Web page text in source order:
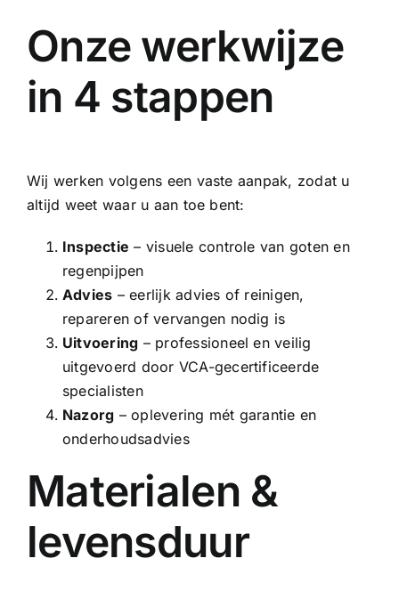
Onze werkwijze
in 4 stappen
Wij werken volgens een vaste aanpak, zodat u
altijd weet waar u aan toe bent:
Inspectie – visuele controle van goten en
regenpijpen
Advies – eerlijk advies of reinigen,
repareren of vervangen nodig is
Uitvoering – professioneel en veilig
uitgevoerd door VCA-gecertificeerde
specialisten
Nazorg – oplevering mét garantie en
onderhoudsadvies
Materialen &
levensduur